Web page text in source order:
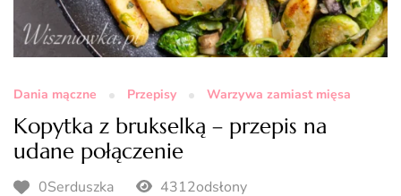
Dania mączne Przepisy Warzywa zamiast mięsa
Kopytka z brukselką – przepis na
udane połączenie
0Serduszka 4312odsłony